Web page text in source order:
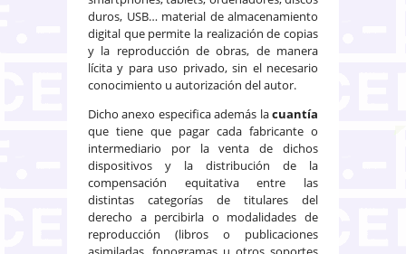
duros, USB… material de almacenamiento
digital que permite la realización de copias
y la reproducción de obras, de manera
lícita y para uso privado, sin el necesario
conocimiento u autorización del autor.
Dicho anexo especifica además lacuantía
que tiene que pagar cada fabricante o
intermediario por la venta de dichos
dispositivos y la distribución de la
compensación equitativa entre las
distintas categorías de titulares del
derecho a percibirla o modalidades de
reproducción (libros o publicaciones